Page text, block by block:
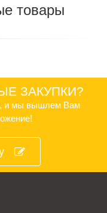
товары
ЗАКУПКИ?
и мы вышлем Вам